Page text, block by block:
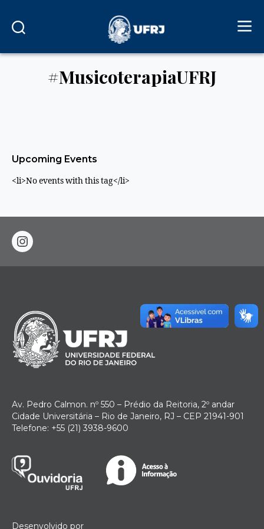
#MusicoterapiaUFRJ
Upcoming Events
<li>No events with this tag</li>
instagram
Av. Pedro Calmon. nº 550 – Prédio da Reitoria, 2º andar
Cidade Universitária – Rio de Janeiro, RJ – CEP 21941-901
Telefone: +55 (21) 3938-9600
Desenvolvido por